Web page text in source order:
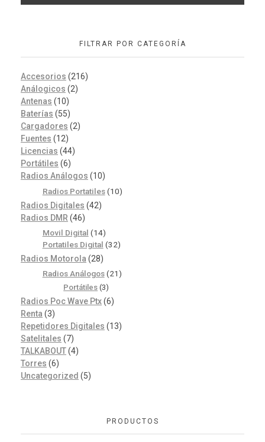
FILTRAR POR CATEGORÍA
Accesorios (216)
Análogicos (2)
Antenas (10)
Baterías (55)
Cargadores (2)
Fuentes (12)
Licencias (44)
Portátiles (6)
Radios Análogos (10)
Radios Portatiles (10)
Radios Digitales (42)
Radios DMR (46)
Movil Digital (14)
Portatiles Digital (32)
Radios Motorola (28)
Radios Análogos (21)
Portátiles (3)
Radios Poc Wave Ptx(6)
Renta (3)
Repetidores Digitales (13)
Satelitales (7)
TALKABOUT(4)
Torres (6)
Uncategorized (5)
PRODUCTOS